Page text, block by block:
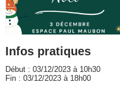
Infos pratiques
Début : 03/12/2023 à 10h30
Fin : 03/12/2023 à 18h00